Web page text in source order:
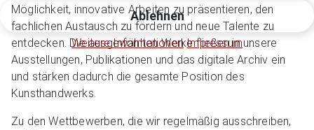
Möglichkeit, innovative Arbeiten zu präsentieren, den
fachlichen Austausch zu fördern und neue Talente zu
entdecken. Die ausgewählten Werke fließen in unsere
Ausstellungen, Publikationen und das digitale Archiv ein
und stärken dadurch die gesamte Position des
Kunsthandwerks.
Zu den Wettbewerben, die wir regelmäßig ausschreiben,
Ablehnen
Weitere Informationen Impressum